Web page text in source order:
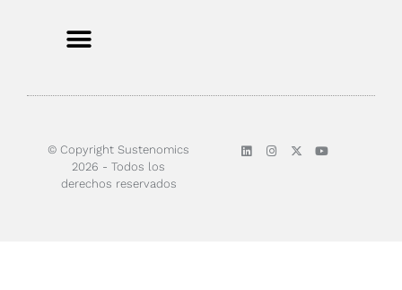
© Copyright Sustenomics
2026 - Todos los
derechos reservados